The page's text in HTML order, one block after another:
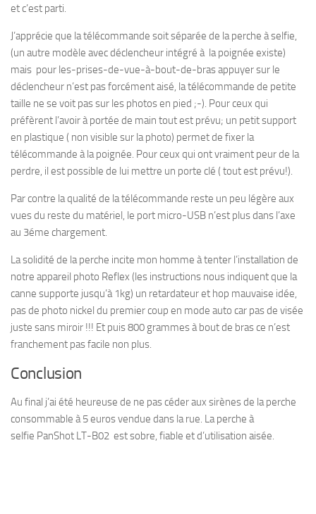
et c’est parti.
J’apprécie que la télécommande soit séparée de la perche à selfie,
(un autre modèle avec déclencheur intégré à la poignée existe)
mais pour les-prises-de-vue-à-bout-de-bras appuyer sur le
déclencheur n’est pas forcément aisé, la télécommande de petite
taille ne se voit pas sur les photos en pied ;-). Pour ceux qui
préfèrent l’avoir à portée de main tout est prévu; un petit support
en plastique ( non visible sur la photo) permet de fixer la
télécommande à la poignée. Pour ceux qui ont vraiment peur de la
perdre, il est possible de lui mettre un porte clé ( tout est prévu!).
Par contre la qualité de la télécommande reste un peu légère aux
vues du reste du matériel, le port micro-USB n’est plus dans l’axe
au 3éme chargement.
La solidité de la perche incite mon homme à tenter l’installation de
notre appareil photo Reflex (les instructions nous indiquent que la
canne supporte jusqu’à 1kg) un retardateur et hop mauvaise idée,
pas de photo nickel du premier coup en mode auto car pas de visée
juste sans miroir !!! Et puis 800 grammes à bout de bras ce n’est
franchement pas facile non plus.
Conclusion
Au final j’ai été heureuse de ne pas céder aux sirènes de la perche
consommable à 5 euros vendue dans la rue. La perche à
selfie PanShot LT-B02 est sobre, fiable et d’utilisation aisée.